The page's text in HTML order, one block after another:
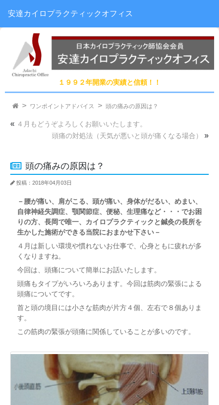
１９９２年開業の実績と信頼！！
安達カイロプラクティックオフィス
ワンポイントアドバイス 頭の痛みの原因は？
« ４月もどうぞよろしくお願いいたします。
頭痛の対処法（天気が悪いと頭が痛くなる場合）
»
頭の痛みの原因は？
投稿：2018年04月03日
－腰が痛い、肩がこる、頭が痛い、身体がだるい、めまい、
自律神経失調症、顎関節症、便秘、生理痛など・・・でお困
りの方、長岡で唯一、カイロプラクティックと鍼灸の長所を
生かした施術ができる当院におまかせ下さい－
４月は新しい環境や慣れないお仕事で、心身ともに疲れが多
くなりますね。
今回は、頭痛について簡単にお話いたします。
頭痛もタイプがいろいろあります。今回は筋肉の緊張による
頭痛についてです。
首と頭の境目には小さな筋肉が片方４個、左右で８個ありま
す。
この筋肉の緊張が頭痛に関係していることが多いのです。